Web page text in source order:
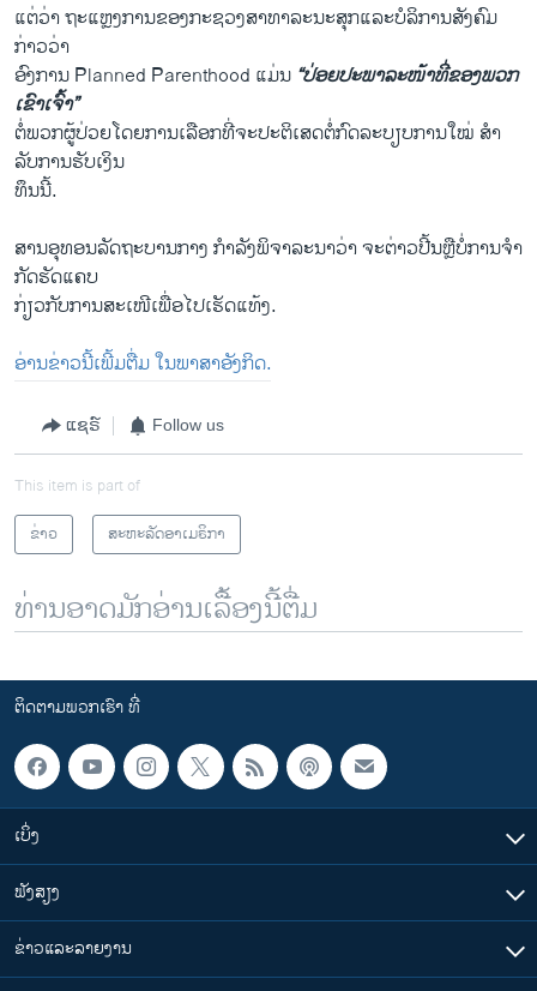
ແຕ່​ວ່າ ຖະ​ແຫຼງ​ການ​ຂອງ​ກະ​ຊວງ​ສາ​ທາ​ລະ​ນະ​ສຸກ​ແລະ​ບໍ​ລິ​ການ​ສັງ​ຄົມ
ກ່າວ​ວ່າ
ອົງການ​ Planned Parenthood ແມ່ນ “ປ່ອຍ​ປະ​ພາ​ລະ​ໜ້າ​ທີ່​ຂອງ​ພວກ​
ເຂົາ​ເຈົ້າ”
ຕໍ່​ພວກ​ຜູ້​ປ່ວຍໂດຍ​ການ​ເລືອກ​ທີ່​ຈະ​ປະ​ຕິ​ເສດຕໍ່​ກົດ​ລະ​ບຽບ​ການ​ໃໝ່ ​ສຳ​
ລັບ​ການ​ຮັບ​ເງິນ
​ທຶນ​ນີ້.
ສານ​ອຸ​ທອນ​ລັດ​ຖະ​ບານ​ກາງ ກຳ​ລັງ​ພິ​ຈາ​ລະ​ນາວ່າ ຈະ​ຕ່າວ​ປີ້ນ​ຫຼື​ບໍ່​ການ​ຈຳ​
ກັດ​ຮັດ​ແຄບ
​ກ່ຽວ​ກັບ​ການສະ​ເໜີ​ເພື່ອ​ໄປ​ເຮັດ​ແທ້ງ.
ອ່ານຂ່າວ​ນີ້​ເພີ້ມ​ຕື່ມ ໃນ​ພາ​ສາ​ອັງ​ກິດ.
ແຊຣ໌ Follow us
This item is part of
ຂ່າວ
ສະຫະລັດອາເມຣິກາ
ທ່ານອາດມັກອ່ານເລື້ອງນີ້ຕື່ມ
ຕິດຕາມພວກເຮົາ ທີ່
ເບິ່ງ
ຟັງສຽງ
ຂ່າວແລະລາຍງານ